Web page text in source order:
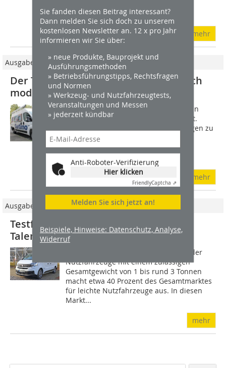
Sie fanden diesen Beitrag interessant?
Dann melden Sie sich doch zu unserem
kostenlosen Newsletter an. 12 x pro Jahr
informieren wir Sie über:
» neue Produkte, Bauprojekt und
Ausführungsmethoden
» Betriebsführungstipps, Rechtsfragen
und Normen
» Werkzeug- und Nutzfahrzeugtests,
Veranstaltungen und Messen
» jederzeit kündbar
Anti-Roboter-Verifizierung
Hier klicken
FriendlyCaptcha ⇗
Melden Sie sich jetzt an!
Beispiele, Hinweise: Datenschutz, Analyse,
Widerruf
ausgeliefert....
mehr
Ausgabe 12/2011
Der Testwagen: Fiat Ducato – gründlich
modernisiert
Die Sortimo-Inneneinrichtung wurde in
einen Fiat Ducato 120 Multijet verbaut.
Interessant war es, mal einen Testwagen zu
fahren, der nicht brandneu ist: Unser
Ducato mit Erstzulassung von Anfang
mehr
Ausgabe 03/2017
Testfahrt mit dem Transporter Fiat
Talento
Das klassische Transporter-Segment der
Nutzfahrzeuge mit einem zulässigen
Gesamtgewicht von 1 bis rund 3 Tonnen
macht etwa 40 Prozent des Gesamtmarktes
für leichte Nutzfahrzeuge aus. In diesen
Markt...
mehr